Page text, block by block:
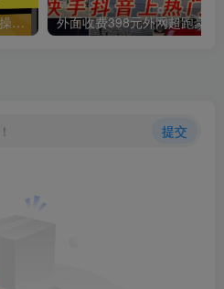
AI起号撸爆头条，小白也能操作，日入2000+
提交